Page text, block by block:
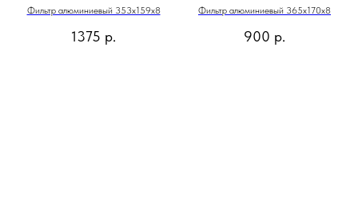
Фильтр алюминиевый 353x159х8
1375 р.
Фильтр алюминиевый 365x170х8
900 р.